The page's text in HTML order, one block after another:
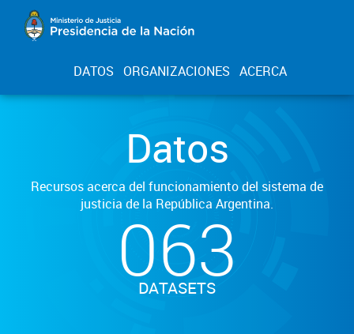
DATOS ORGANIZACIONES ACERCA
Datos
Recursos acerca del funcionamiento del sistema de
justicia de la República Argentina.
063
DATASETS